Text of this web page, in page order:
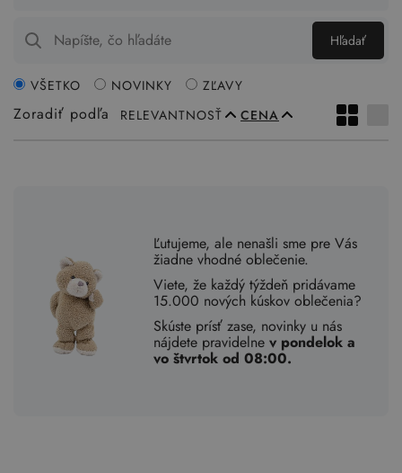
Hľadať
Zoradiť podľa RELEVANTNOSŤ CENA
VŠETKO NOVINKY ZĽAVY
Ľutujeme, ale nenašli sme pre Vás
žiadne vhodné oblečenie.
Viete, že každý týždeň pridávame
15.000 nových kúskov oblečenia?
Skúste prísť zase, novinky u nás
nájdete pravidelnev pondelok a
vo štvrtok od 08:00.